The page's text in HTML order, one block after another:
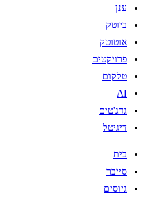
ענן
ביוטק
אוטוטק
פרויקטים
טלקום
AI
גדג'טים
דיגיטל
בית
סייבר
גיוסים